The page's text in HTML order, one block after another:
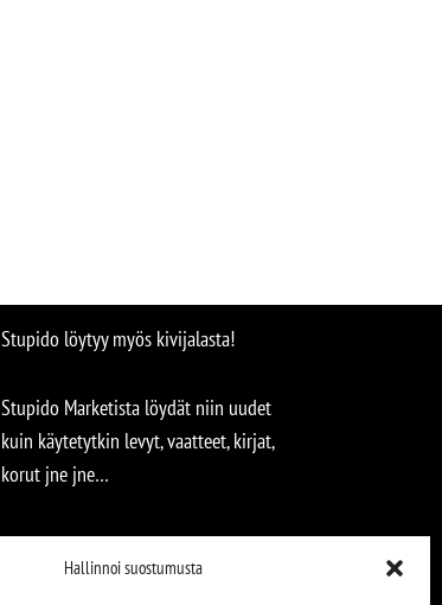
Hallinnoi suostumusta
Stupido löytyy myös kivijalasta!
Stupido Marketista löydät niin uudet
kuin käytetytkin levyt, vaatteet, kirjat,
korut jne jne…